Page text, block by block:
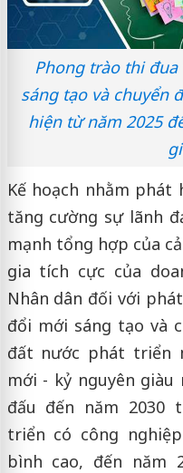
Phong trào thi
sáng tạo và chuyển
hiện từ năm 2025
Kế hoạch nhằm
tăng cường sự lãnh
mạnh tổng hợp của
gia tích cực của
Nhân dân đối với
đổi mới sáng tạo và
đất nước phát triển
mới - kỷ nguyên giàu
đấu đến năm 2030
triển có công
bình cao, đến năm